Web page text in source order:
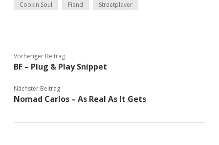
Cookin Soul Fiend Streetplayer
Vorheriger Beitrag
BF – Plug & Play Snippet
Nächster Beitrag
Nomad Carlos – As Real As It Gets